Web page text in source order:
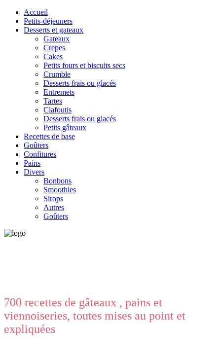
Accueil
Petits-déjeuners
Desserts et gateaux
Gateaux
Crepes
Cakes
Petits fours et biscuits secs
Crumble
Desserts frais ou glacés
Entremets
Tartes
Clafoutis
Desserts frais ou glacés
Petits gâteaux
Recettes de base
Goûters
Confitures
Pains
Divers
Bonbons
Smoothies
Sirops
Autres
Goûters
700 recettes de gâteaux , pains et
viennoiseries, toutes mises au point et
expliquées